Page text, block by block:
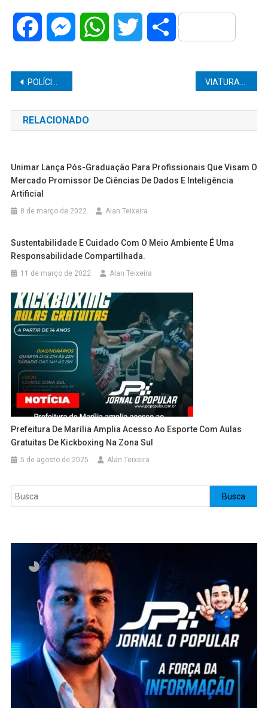
Facebook MessengerWhatsAppTwitter Share
Navegação
de
Post
POLÍCIA MILITAR APREENDE 425 PINOS DE COCAÍNA E PRENDE DOIS SUSPEITOS POR TRÁFICO NA ZONA NORTE DE MARÍLIA
RELACIONADO
Unimar Lança Pós-Graduação Para Profissionais Que Visam O
Mercado Promissor De Ciências De Dados E Inteligência
Artificial
8 de março de 2022 Alan Teixeira
Sustentabilidade E Cuidado Com O Meio Ambiente É Uma
Responsabilidade Compartilhada.
11 de março de 2022 Alan Teixeira
Prefeitura De Marília Amplia Acesso Ao Esporte Com Aulas
Gratuitas De Kickboxing Na Zona Sul
5 de agosto de 2025 Alan Teixeira
Pesquisar Busca